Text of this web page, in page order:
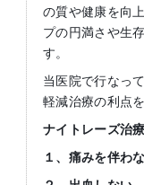
の質や健康を向
プの円満さや生
す。
当医院で行なっ
軽減治療の利点
ナイトレーズ治
１、痛みを伴わ